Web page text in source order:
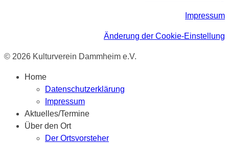
Impressum
Änderung der Cookie-Einstellung
© 2026 Kulturverein Dammheim e.V.
Home
Datenschutzerklärung
Impressum
Aktuelles/Termine
Über den Ort
Der Ortsvorsteher